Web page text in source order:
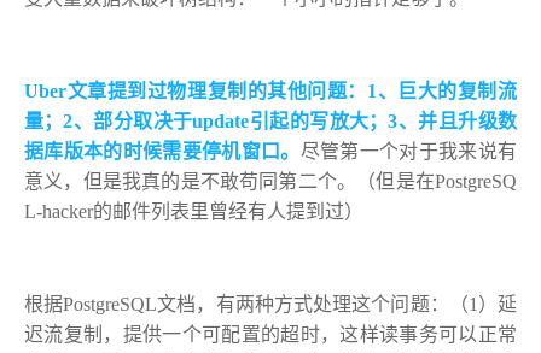
Uber文章提到过物理复制的其他问题： 1、巨大的复制流
量；2、部分取决于update引起的写放大；3、并且升级数
据库版本的时候需要停机窗口。 尽管第一个对于我来说有
意义，但是我真的是不敢苟同第二个。（但是在PostgreSQ
L-hacker的邮件列表里曾经有人提到过）
根据PostgreSQL文档，有两种方式处理这个问题：（1）延
迟流复制，提供一个可配置的超时，这样读事务可以正常